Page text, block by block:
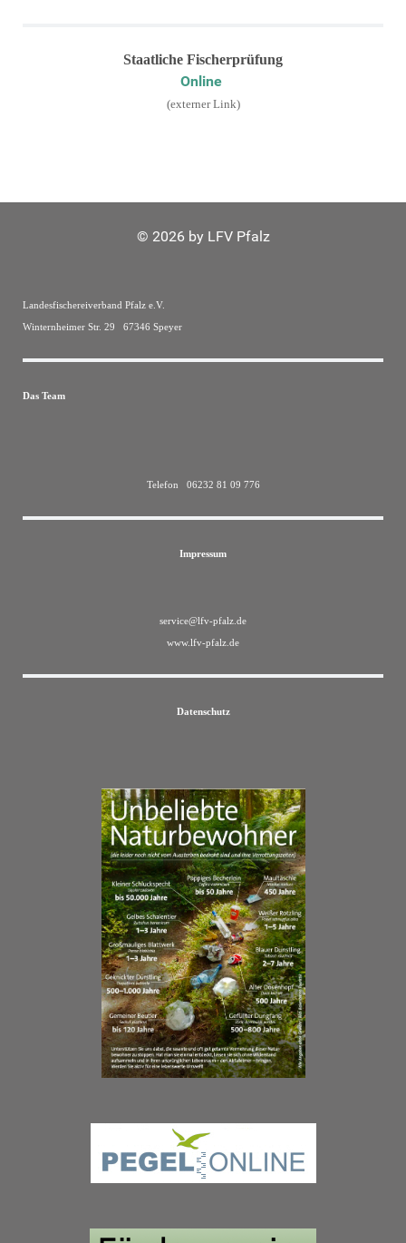
Staatliche Fischerprüfung
Online
(externer Link)
© 2026 by LFV Pfalz
Landesfischereiverband Pfalz e.V.
Winternheimer Str. 29 67346 Speyer
Das Team
Telefon 06232 81 09 776
Impressum
service@lfv-pfalz.de
www.lfv-pfalz.de
Datenschutz